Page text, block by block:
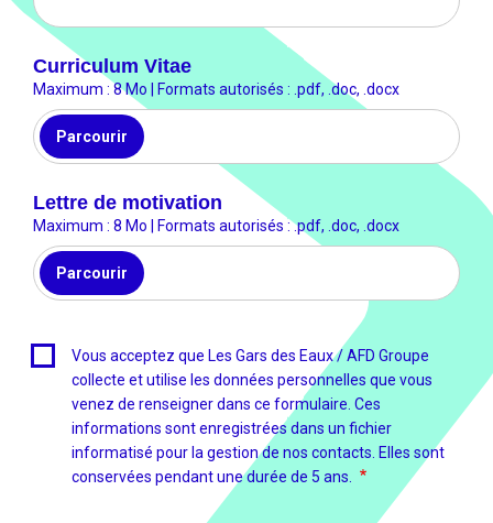
Curriculum Vitae
Maximum : 8 Mo | Formats autorisés : .pdf, .doc, .docx
Parcourir
Lettre de motivation
Maximum : 8 Mo | Formats autorisés : .pdf, .doc, .docx
Parcourir
Vous acceptez que Les Gars des Eaux / AFD Groupe
collecte et utilise les données personnelles que vous
venez de renseigner dans ce formulaire. Ces
informations sont enregistrées dans un fichier
informatisé pour la gestion de nos contacts. Elles sont
conservées pendant une durée de 5 ans.